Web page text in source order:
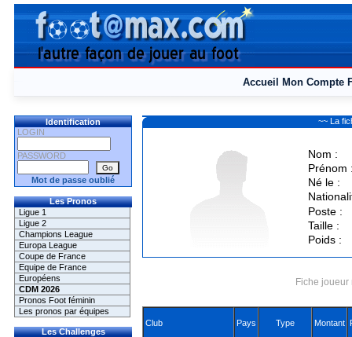
Accueil Mon Compte
Identification
LOGIN
PASSWORD
Mot de passe oublié
Les Pronos
Ligue 1
Ligue 2
Champions League
Europa League
Coupe de France
Equipe de France
Européens
CDM 2026
Pronos Foot féminin
Les pronos par équipes
Les Challenges
~~ La
Nom :
Prénom
Né le :
Poste :
Taille :
Poids :
Fiche
Club Pays Type Montant